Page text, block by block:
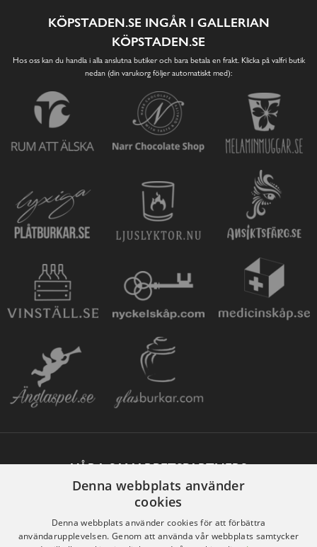
KÖPSTADEN.SE INGÅR I GALLERIAN
KÖPSTADEN.SE
Hos oss kan du handla i alla anslutna butiker och bara betala en frakt. Klicka på valfri butik
nedan (din varukorg följer automatiskt med):
VÅRA SAMARBETSPARTNERS
Denna webbplats använder
cookies
Denna webbplats använder cookies för att förbättra
användarupplevelsen. Genom att använda vår webbplats samtycker